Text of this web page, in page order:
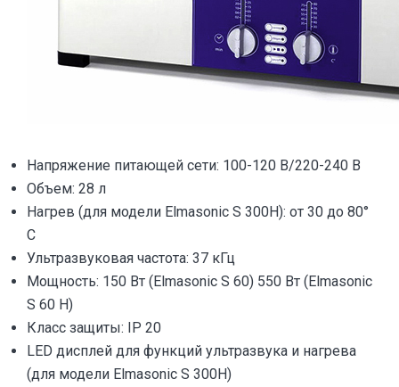
Напряжение питающей сети: 100-120 В/220-240 В
Объем: 28 л
Нагрев (для модели Elmasonic S 300H): от 30 до 80°
С
Ультразвуковая частота: 37 кГц
Мощность: 150 Вт (Elmasonic S 60) 550 Вт (Elmasonic
S 60 H)
Класс защиты: IP 20
LED дисплей для функций ультразвука и нагрева
(для модели Elmasonic S 300H)